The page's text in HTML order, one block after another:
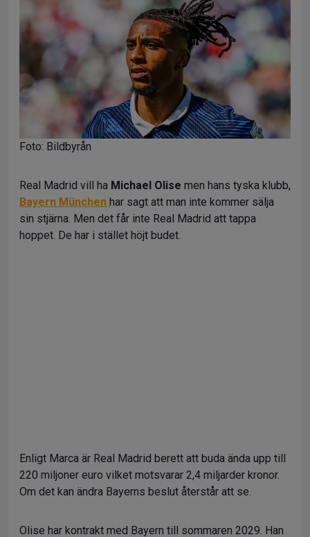
Foto: Bildbyrån
Real Madrid vill ha Michael Olise men hans tyska klubb,
Bayern München har sagt att man inte kommer sälja
sin stjärna. Men det får inte Real Madrid att tappa
hoppet. De har i stället höjt budet.
Enligt Marca är Real Madrid berett att buda ända upp till
220 miljoner euro vilket motsvarar 2,4 miljarder kronor.
Om det kan ändra Bayerns beslut återstår att se.
Olise har kontrakt med Bayern till sommaren 2029. Han